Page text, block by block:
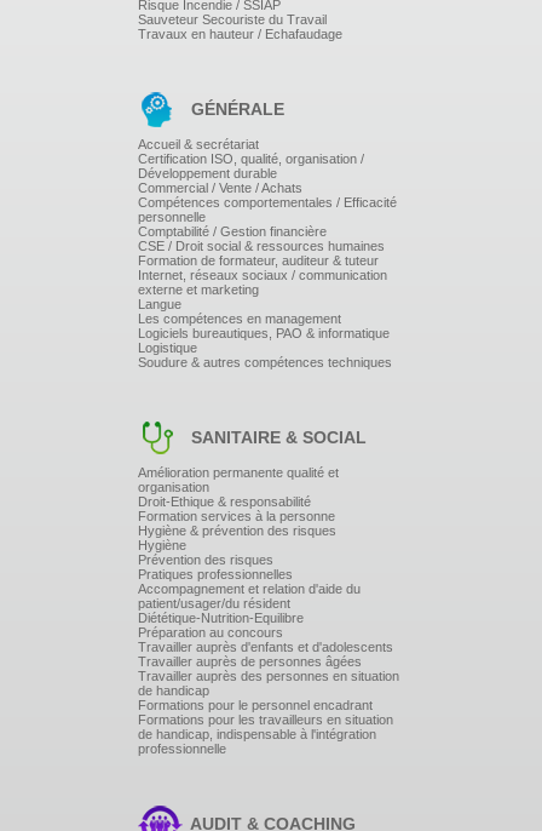
chacun (loyauté, reporting...).
Suivre, animer et piloter les revues d'affaires et l'état
Risque Incendie / SSIAP
Sauveteur Secouriste du Travail
Travaux en hauteur / Echafaudage
GÉNÉRALE
Accueil & secrétariat
Certification ISO, qualité, organisation /
Développement durable
Commercial / Vente / Achats
Compétences comportementales / Efficacité
personnelle
Comptabilité / Gestion financière
CSE / Droit social & ressources humaines
Formation de formateur, auditeur & tuteur
Internet, réseaux sociaux / communication
externe et marketing
Langue
Les compétences en management
Logiciels bureautiques, PAO & informatique
Logistique
Soudure & autres compétences techniques
SANITAIRE & SOCIAL
Amélioration permanente qualité et
organisation
Droit-Ethique & responsabilité
Formation services à la personne
Hygiène & prévention des risques
Hygiène
Prévention des risques
Pratiques professionnelles
Accompagnement et relation d'aide du
patient/usager/du résident
Diététique-Nutrition-Equilibre
Préparation au concours
Travailler auprès d'enfants et d'adolescents
Travailler auprès de personnes âgées
Travailler auprès des personnes en situation
de handicap
Formations pour le personnel encadrant
Formations pour les travailleurs en situation
de handicap, indispensable à l'intégration
professionnelle
AUDIT & COACHING